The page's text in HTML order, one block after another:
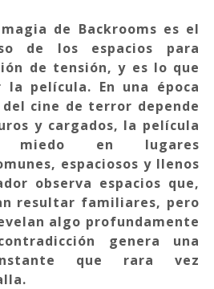
de Backrooms es el
de los espacios para
de tensión, y es lo que
la película. En una época
cine de terror depende
y cargados, la película
miedo en lugares
espaciosos y llenos
observa espacios que,
resultar familiares, pero
algo profundamente
genera una
que rara vez